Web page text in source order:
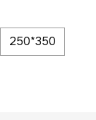
250*350